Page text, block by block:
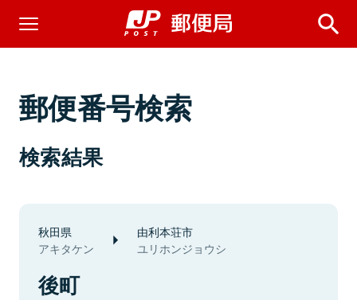
郵便番号検索
検索結果
秋田県
アキタケン
由利本荘市
ユリホンジョウシ
後町